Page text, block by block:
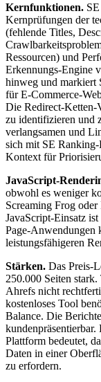
Kernfunktionen.
Kernprüfungen der
(fehlende Titles,
Ressourcen) und
Erkennungs-Engine
hinweg und markiert
für E-Commerce-
Die Redirect-
zu identifizieren und
verlangsamen und
sich mit SE
Kontext für
JavaScript-
obwohl es weniger
Screaming Frog
JavaScript-Einsatz
Page-Anwendungen
leistungsfähigeren
Stärken. Das Preis-
250.000 Seiten
Ahrefs nicht
kostenloses Tool
Balance. Die
Plattform bedeutet,
Daten in einer
zu erfordern.